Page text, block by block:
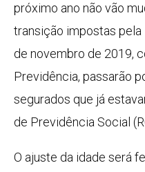
próximo ano não vão
transição impostas pela
de novembro de 2019,
Previdência, passarão
segurados que já
de Previdência Social
O ajuste da idade será